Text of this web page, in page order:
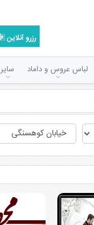
رزرو آنلاین
لباس عروس و داماد سایر